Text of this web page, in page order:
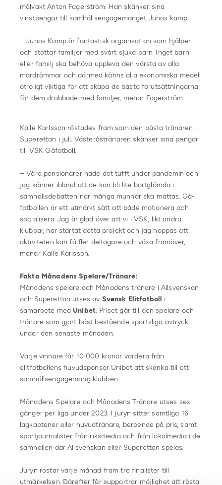
målvakt Anton Fagerström. Han skänker sina
vinstpengar till samhällsengagemanget Junos kamp.
– Junos Kamp är fantastisk organisation som hjälper
och stöttar familjer med svårt sjuka barn. Inget barn
eller familj ska behöva uppleva den värsta av alla
mardrömmar och därmed känns alla ekonomiska medel
otroligt viktiga för att skapa de bästa förutsättningarna
för dem drabbade med familjer, menar Fagerström.
Kalle Karlsson röstades fram som den bästa tränaren i
Superettan i juli. Västeråstränaren skänker sina pengar
till VSK Gåfotboll.
– Våra pensionärer hade det tufft under pandemin och
jag känner ibland att de kan bli lite bortglömda i
samhällsdebatten när många munnar ska mättas. Gå-
fotbollen är ett utmärkt sätt att både motionera och
socialisera. Jag är glad över att vi i VSK, likt andra
klubbar, har startat detta projekt och jag hoppas att
aktiviteten kan få fler deltagare och växa framöver,
menar Kalle Karlsson.
Fakta Månadens Spelare/Tränare:
Månadens spelare och Månadens tränare i Allsvenskan
och Superettan utses av Svensk Elitfotboll i
samarbete med Unibet. Priset går till den spelare och
tränare som gjort bäst bestående sportsliga avtryck
under den senaste månaden.
Varje vinnare får 10 000 kronor vardera från
elitfotbollens huvudsponsor Unibet att skänka till ett
samhällsengagemang klubben.
Månadens Spelare och Månadens Tränare utses sex
gånger per liga under 2023. I juryn sitter samtliga 16
lagkaptener eller huvudtränare, beroende på pris, samt
sportjournalister från riksmedia och från lokalmedia i de
samhällen där Allsvenskan eller Superettan spelas.
Juryn röstar varje månad fram tre finalister till
utmärkelsen. Därefter får supportrar möjlighet att rösta